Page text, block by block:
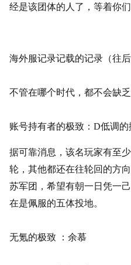
经是该团体的人了，等着你们
海外服记录记载的记录（往
不管在哪个时代，都不会缺
账号持有者的极致： D低调的
据可靠消息，该名玩家有至少
轮，其他都还在往轮回的方
苏军团，希望有朝一日凭一
在是佩服的五体投地。
无氪的极致 ：余慕